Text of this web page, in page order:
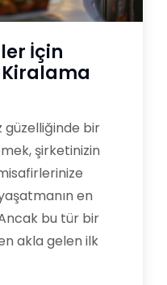
İçin
Kiralama
güzelliğinde bir
şirketinizin
en
bu tür bir
akla gelen ilk